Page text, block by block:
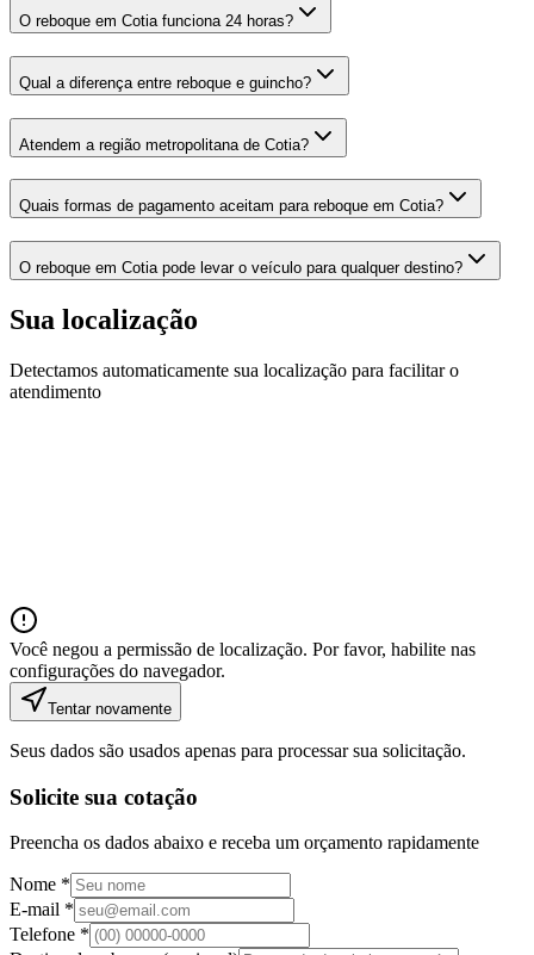
O reboque em Cotia funciona 24 horas?
Qual a diferença entre reboque e guincho?
Atendem a região metropolitana de Cotia?
Quais formas de pagamento aceitam para reboque em Cotia?
O reboque em Cotia pode levar o veículo para qualquer destino?
Sua localização
Detectamos automaticamente sua localização para facilitar o
atendimento
Você negou a permissão de localização. Por favor, habilite nas
configurações do navegador.
Tentar novamente
Seus dados são usados apenas para processar sua solicitação.
Solicite sua cotação
Preencha os dados abaixo e receba um orçamento rapidamente
Nome *
E-mail *
Telefone *